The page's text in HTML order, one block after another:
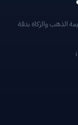
الذهب والزكاة بدقة